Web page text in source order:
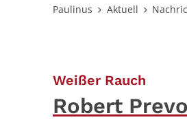
Paulinus Aktuell
Weißer Rauch
Robert